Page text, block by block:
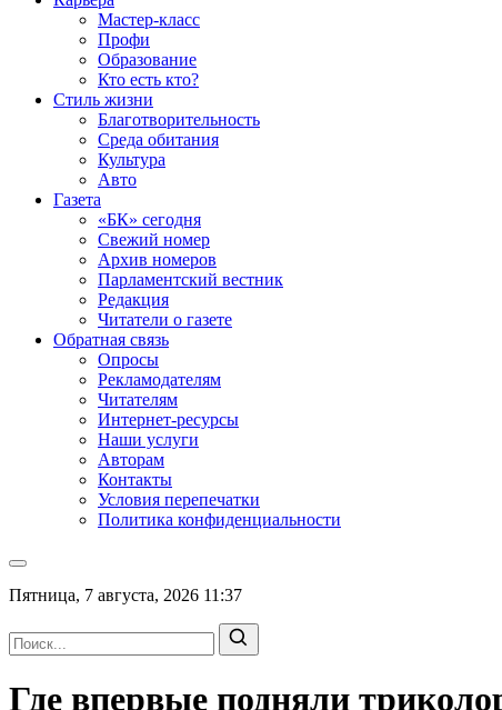
Мастер-класс
Профи
Образование
Кто есть кто?
Стиль жизни
Благотворительность
Среда обитания
Культура
Авто
Газета
«БК» сегодня
Свежий номер
Архив номеров
Парламентский вестник
Редакция
Читатели о газете
Обратная связь
Опросы
Рекламодателям
Читателям
Интернет-ресурсы
Наши услуги
Авторам
Контакты
Условия перепечатки
Политика конфиденциальности
Пятница, 7 августа, 2026 11:37
Где впервые подняли